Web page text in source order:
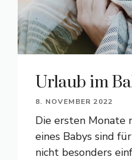
Urlaub im
8. NOVEMBER 2022
Die ersten Monate
eines Babys sind
nicht besonders